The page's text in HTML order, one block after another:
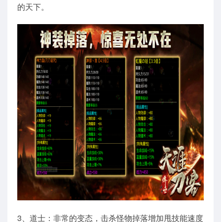
的天下。
3、道士：非常的变态，击杀怪物掉落增加甩技能速度